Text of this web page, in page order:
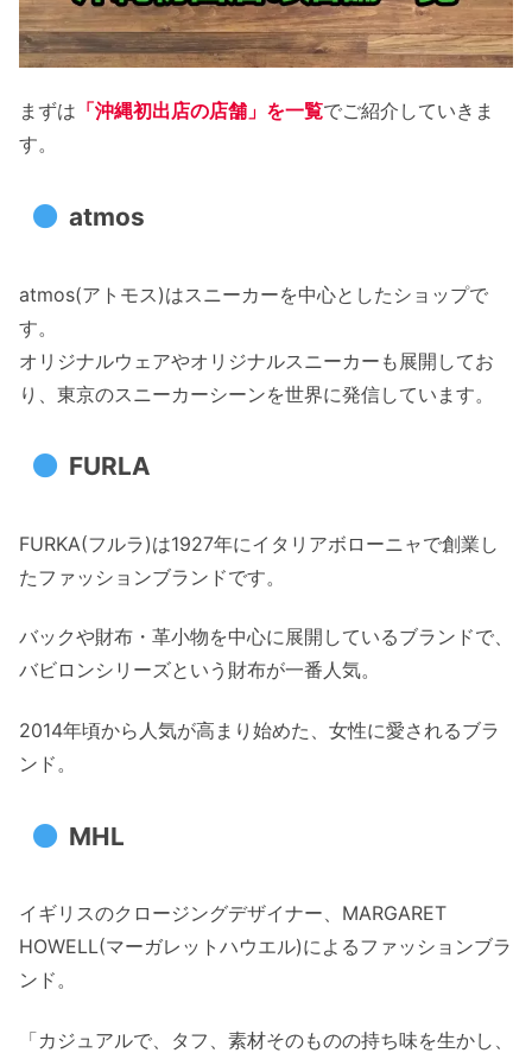
まずは 「沖縄初出店の店舗」を一覧でご紹介していきま
す。
atmos
atmos(アトモス)はスニーカーを中心としたショップで
す。
オリジナルウェアやオリジナルスニーカーも展開してお
り、東京のスニーカーシーンを世界に発信しています。
FURLA
FURKA(フルラ)は1927年にイタリアボローニャで創業し
たファッションブランドです。
バックや財布・革小物を中心に展開しているブランドで、
バビロンシリーズという財布が一番人気。
2014年頃から人気が高まり始めた、女性に愛されるブラ
ンド。
MHL
イギリスのクロージングデザイナー、 MARGARET
HOWELL(マーガレットハウエル)によるファッションブラ
ンド。
「カジュアルで、タフ、素材そのものの持ち味を生かし、